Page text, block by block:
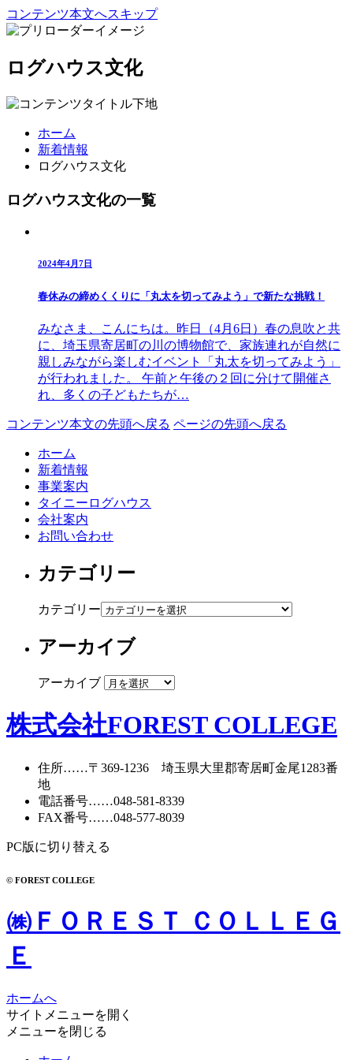
コンテンツ本文へスキップ
ログハウス文化
ホーム
新着情報
ログハウス文化
ログハウス文化の一覧
2024年4月7日
春休みの締めくくりに「丸太を切ってみよう」で新たな挑戦！
みなさま、こんにちは。昨日（4月6日）春の息吹と共
に、埼玉県寄居町の川の博物館で、家族連れが自然に
親しみながら楽しむイベント「丸太を切ってみよう」
が行われました。 午前と午後の２回に分けて開催さ
れ、多くの子どもたちが…
コンテンツ本文の先頭へ戻る ページの先頭へ戻る
ホーム
新着情報
事業案内
タイニーログハウス
会社案内
お問い合わせ
カテゴリー
カテゴリー
アーカイブ
アーカイブ
株式会社FOREST COLLEGE
住所……〒369-1236 埼玉県大里郡寄居町金尾1283番
地
電話番号……048-581-8339
FAX番号……048-577-8039
PC版に切り替える
© FOREST COLLEGE
㈱ＦＯＲＥＳＴ ＣＯＬＬＥＧ
Ｅ
ホームへ
サイトメニューを開く
メニューを閉じる